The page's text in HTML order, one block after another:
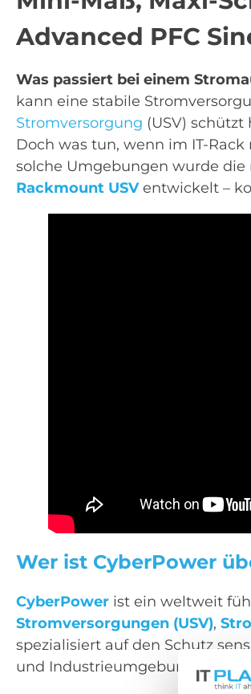
Advanced PFC
Was passiert bei einem
kann eine stabile
Stromversorgung (USV)
Doch was tun, wenn im IT-
solche Umgebungen wurde die
Rackmount USVentwickelt –
Wer ist CyberPower
CyberPower ist ein weltweit
Stromversorgungen (USV),
spezialisiert auf den Schutz
und Industrieumgebungen.